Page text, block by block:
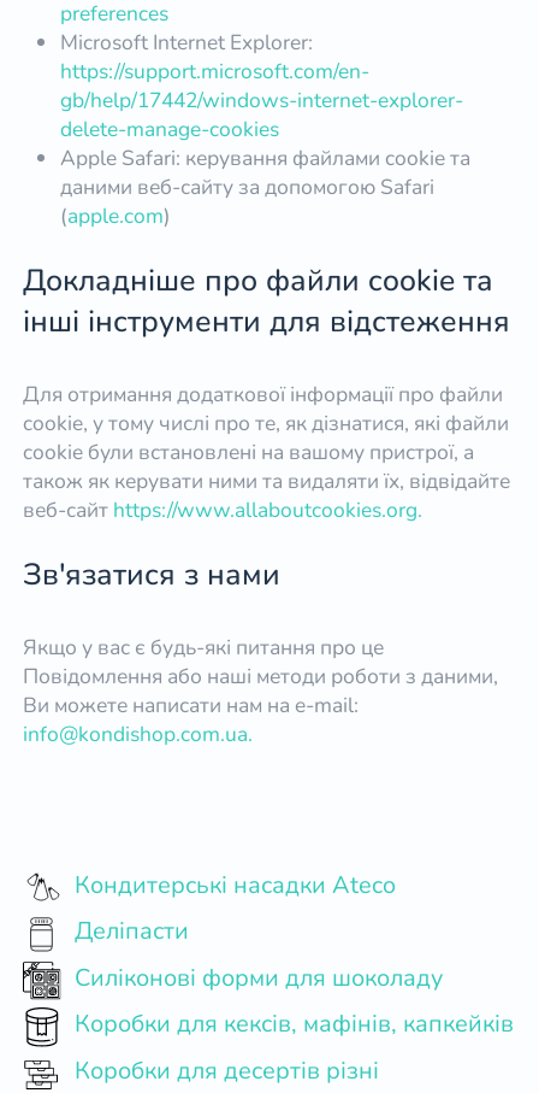
preferences
Microsoft Internet Explorer:
https://support.microsoft.com/en-
gb/help/17442/windows-internet-explorer-
delete-manage-cookies
Apple Safari: керування файлами cookie та
даними веб-сайту за допомогою Safari
(apple.com)
Докладніше про файли cookie та
інші інструменти для відстеження
Для отримання додаткової інформації про файли
cookie, у тому числі про те, як дізнатися, які файли
cookie були встановлені на вашому пристрої, а
також як керувати ними та видаляти їх, відвідайте
веб-сайт https://www.allaboutcookies.org.
Зв'язатися з нами
Якщо у вас є будь-які питання про це
Повідомлення або наші методи роботи з даними,
Ви можете написати нам на e-mail:
info@kondishop.com.ua.
Кондитерські насадки Ateco
Деліпасти
Силіконові форми для шоколаду
Коробки для кексів, мафінів, капкейків
Коробки для десертів різні